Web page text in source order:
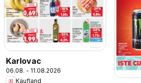
Karlovac
06.08. - 11.08.2026
Kaufland